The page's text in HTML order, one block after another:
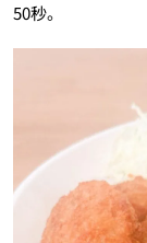
50秒。